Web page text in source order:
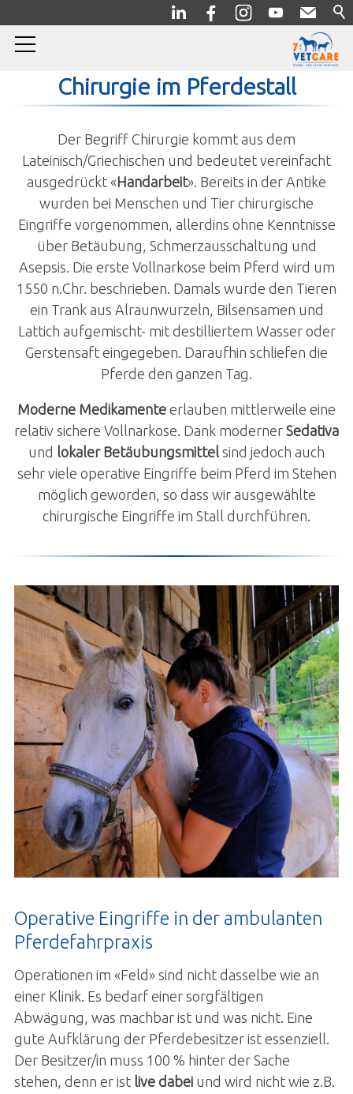
Home
Pferde
Allgemein/Prophylaxe
Innere Medizin
Orthopädie
Diagnostik
Komplementärmedizin
Bildergalerie
Pferde-Informationen
Fallbeispiele
Praxisgebiet
Kleintiere
Notfall
Über uns
Jubiläum
News
Kontakt
Anmeldung
Chirurgie im Pferdestall
Der Begriff Chirurgie kommt aus dem
Lateinisch/Griechischen und bedeutet vereinfacht
ausgedrückt «Handarbeit». Bereits in der Antike
wurden bei Menschen und Tier chirurgische
Eingriffe vorgenommen, allerdins ohne Kenntnisse
über Betäubung, Schmerzausschaltung und
Asepsis. Die erste Vollnarkose beim Pferd wird um
1550 n.Chr. beschrieben. Damals wurde den Tieren
ein Trank aus Alraunwurzeln, Bilsensamen und
Lattich aufgemischt- mit destilliertem Wasser oder
Gerstensaft eingegeben. Daraufhin schliefen die
Pferde den ganzen Tag.
Moderne Medikamente erlauben mittlerweile eine
relativ sichere Vollnarkose. Dank moderner Sedativa
und lokaler Betäubungsmittel sind jedoch auch
sehr viele operative Eingriffe beim Pferd im Stehen
möglich geworden, so dass wir ausgewählte
chirurgische Eingriffe im Stall durchführen.
Operative Eingriffe in der ambulanten
Pferdefahrpraxis
Operationen im «Feld» sind nicht dasselbe wie an
einer Klinik. Es bedarf einer sorgfältigen
Abwägung, was machbar ist und was nicht. Eine
gute Aufklärung der Pferdebesitzer ist essenziell.
Der Besitzer/in muss 100 % hinter der Sache
stehen, denn er ist live dabei und wird nicht wie z.B.